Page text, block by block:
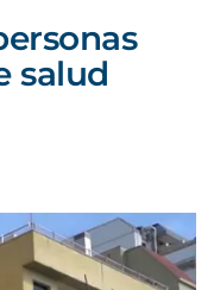
salud